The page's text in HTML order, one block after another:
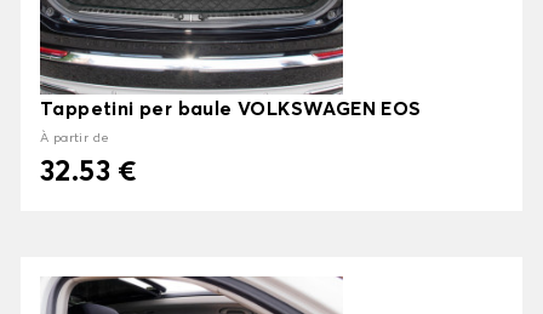
Tappetini per baule VOLKSWAGEN EOS
À partir de
32.53 €